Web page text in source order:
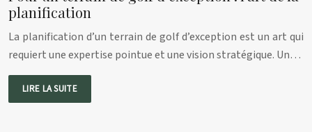
planification
La planification d’un terrain de golf d’exception est un art qui
requiert une expertise pointue et une vision stratégique. Un…
LIRE LA SUITE